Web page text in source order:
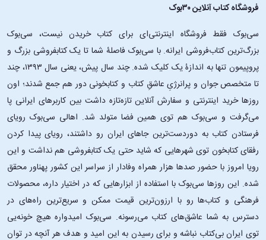
فروشگاه کتاب آنلاین ۳۰بوک
سی‌بوک فقط فروشگاه اینترنتی‌ای برای کتاب خریدن نیست، سی‌بوک
بزرگ‌ترین کتاب‌فروشی ایرانه. با سی‌بوک فاصلۀ شما تا یک کتابفروشی بزرگ و
پروپیمون تنها به اندازۀ یک کلیک شده. چند سال پیش، یعنی سال ۱۳۹۳، چند
تا متخصص جوان و پرانرژیِ عاشقِ کتاب و کتابخونی دور هم جمع شدند؛ اون‌
روزها خرید اینترنتی و سفارش آنلاین تازه‌تازه داشت بین کاربرهای ایرانی پا
می‌گرفت و سی‌بوک هم توی همین فضا متولد شد. اهالی سی‌بوک رویای
فرستادن کتاب به دوردست‌ترین جاهای ایران رو داشتند، رویای پیدا کردن
رفقای کتابخون توی شهرهایی که شاید حتی یک کتابفروشی هم نداشت و این
رویا امروز با حضور صدها هزار همراه وفادار از سراسر این کشور پهناور محقق
شده. این ‌روزها سی‌بوک با استفاده از ابزارهایی که در اختیار داره، محصولات
فرهنگی و کتاب‌ها رو با ارزون‌ترین قیمت ممکن و سریع‌ترین راه‌های در
دسترس به شما عاشق‌های کتاب می‌رسونه. سی‌بوک امیدواره هیچ خونه‌یی
توی ایران بی‌کتاب نباشه و برای رسیدن به این امید و هدف هر آنچه در توان